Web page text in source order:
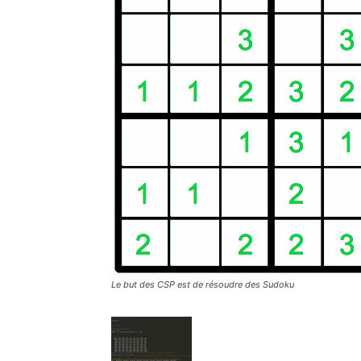
Le but des CSP est de résoudre des Sudoku